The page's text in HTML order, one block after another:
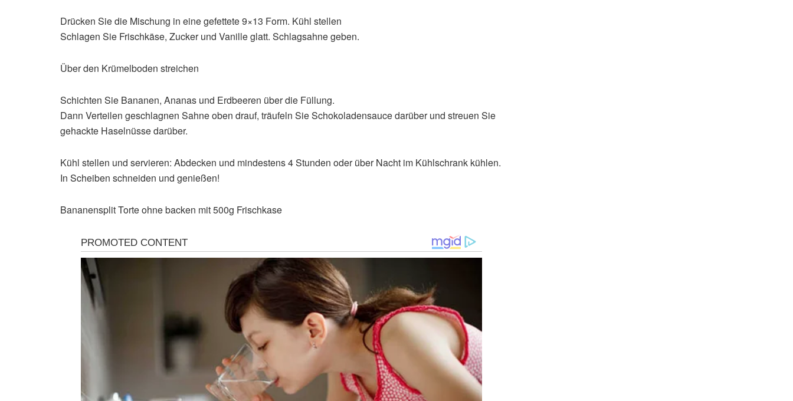
Drücken Sie die Mischung in eine gefettete 9×13 Form. Kühl stellen
Schlagen Sie Frischkäse, Zucker und Vanille glatt. Schlagsahne geben.
Über den Krümelboden streichen
Schichten Sie Bananen, Ananas und Erdbeeren über die Füllung.
Dann Verteilen geschlagnen Sahne oben drauf, träufeln Sie Schokoladensauce darüber und streuen Sie
gehackte Haselnüsse darüber.
Kühl stellen und servieren: Abdecken und mindestens 4 Stunden oder über Nacht im Kühlschrank kühlen.
In Scheiben schneiden und genießen!
Bananensplit Torte ohne backen mit 500g Frischkase